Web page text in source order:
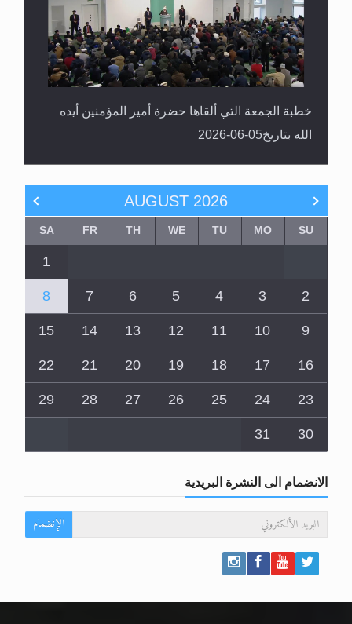
خطبة الجمعة التي ألقاها حضرة أمير المؤمنين أيده
الله بتاريخ05-06-2026
AUGUST 2026
SU
MO
TU
WE
TH
FR
SA
1
2
3
4
5
6
7
8
9
10
11
12
13
14
15
16
17
18
19
20
21
22
23
24
25
26
27
28
29
30
31
الانضمام الى النشرة البريدية
الإنضمام